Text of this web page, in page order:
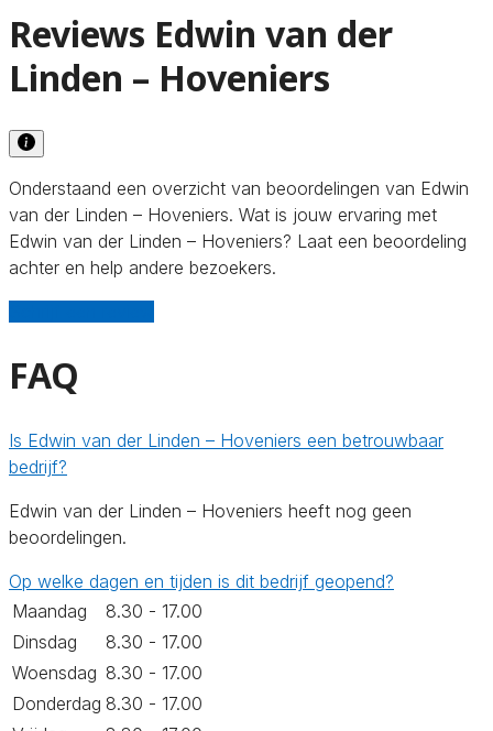
Reviews Edwin van der
Linden – Hoveniers
Onderstaand een overzicht van beoordelingen van Edwin
van der Linden – Hoveniers. Wat is jouw ervaring met
Edwin van der Linden – Hoveniers? Laat een beoordeling
achter en help andere bezoekers.
FAQ
Is Edwin van der Linden – Hoveniers een betrouwbaar
bedrijf?
Edwin van der Linden – Hoveniers heeft nog geen
beoordelingen.
Op welke dagen en tijden is dit bedrijf geopend?
Maandag
8.30 - 17.00
Dinsdag
8.30 - 17.00
Woensdag 8.30 - 17.00
Donderdag 8.30 - 17.00